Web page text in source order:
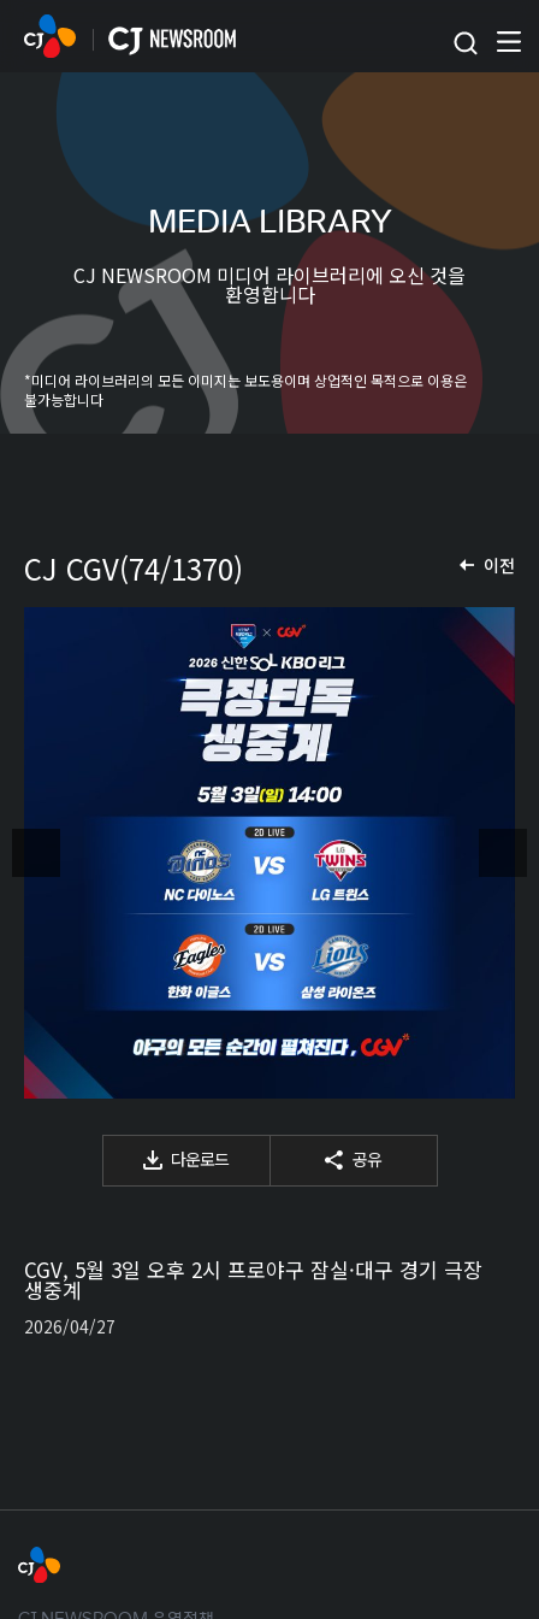
본문 바로가기
MEDIA LIBRARY
CJ NEWSROOM 미디어 라이브러리에 오신 것을
환영합니다
*미디어 라이브러리의 모든 이미지는 보도용이며 상업적인 목적으로 이용은
불가능합니다
이전
CJ CGV(74/1370)
다운로드 공유
CGV, 5월 3일 오후 2시 프로야구 잠실·대구 경기 극장
생중계
2026/04/27